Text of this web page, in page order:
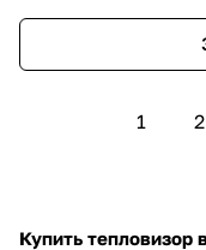
1 2
Купить тепловизор